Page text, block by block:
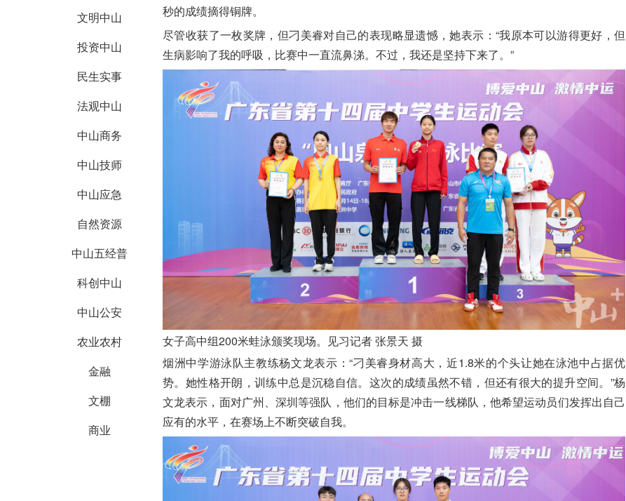
文明中山
投资中山
民生实事
法观中山
中山商务
中山技师
中山应急
自然资源
中山五经普
科创中山
中山公安
农业农村
金融
文棚
商业
秒的成绩摘得铜牌。
尽管收获了一枚奖牌，但刁美睿对自己的表现略显遗憾，她表示：“我原本可以游得更好，但
生病影响了我的呼吸，比赛中一直流鼻涕。不过，我还是坚持下来了。”
女子高中组200米蛙泳颁奖现场。见习记者 张景天 摄
烟洲中学游泳队主教练杨文龙表示：“刁美睿身材高大，近1.8米的个头让她在泳池中占据优
势。她性格开朗，训练中总是沉稳自信。这次的成绩虽然不错，但还有很大的提升空间。”杨
文龙表示，面对广州、深圳等强队，他们的目标是冲击一线梯队，他希望运动员们发挥出自己
应有的水平，在赛场上不断突破自我。